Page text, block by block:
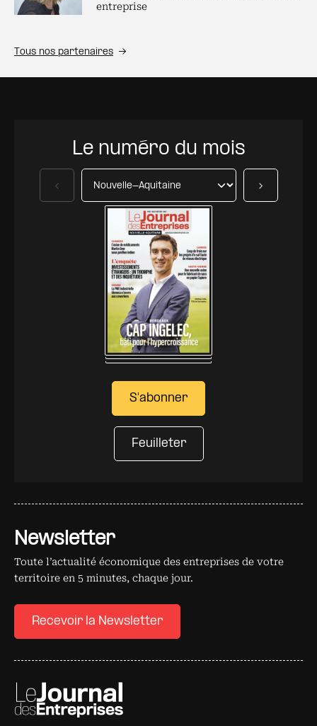
entreprise
Tous nos partenaires
Newsletter
Toute l’actualité économique des entreprises de votre
territoire en 5 minutes, chaque jour.
Recevoir la Newsletter
Le numéro du mois
S'abonner
Feuilleter
Précédent Suivant